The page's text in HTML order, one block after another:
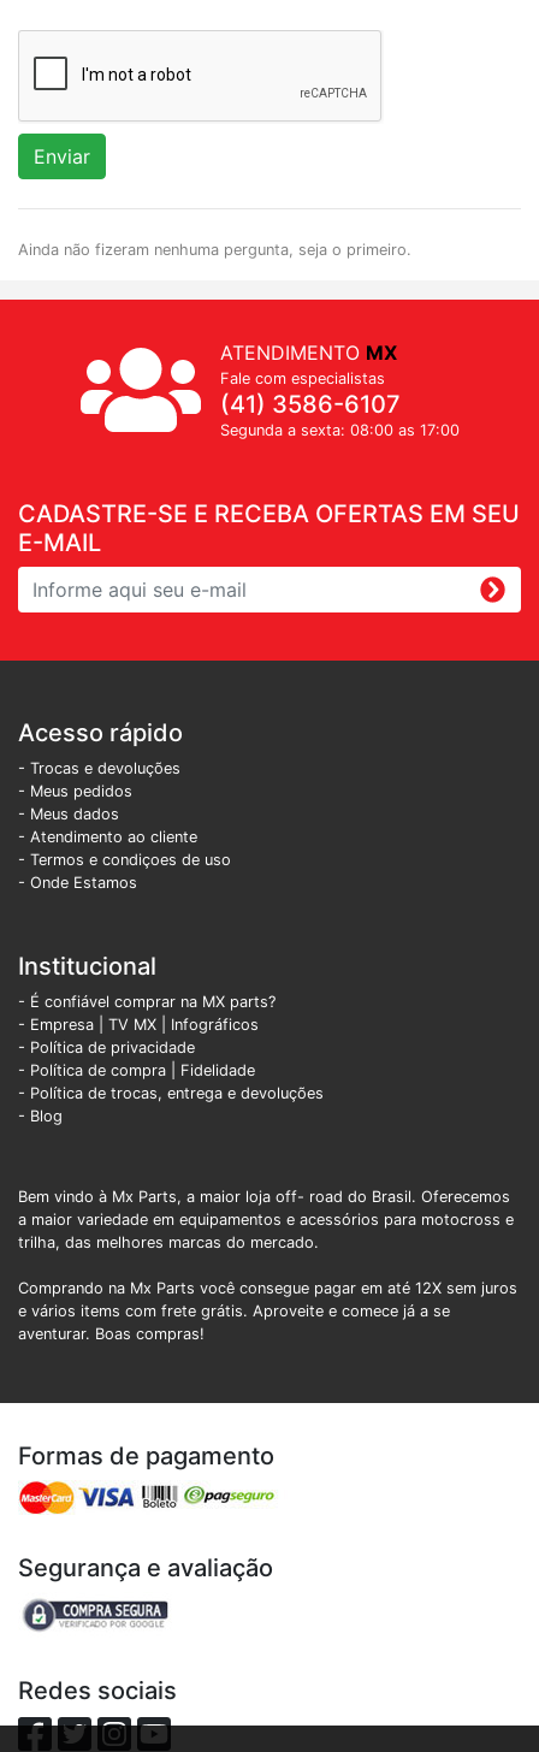
Enviar
Ainda não fizeram nenhuma pergunta, seja o primeiro.
CADASTRE-SE E RECEBA OFERTAS EM SEU
E-MAIL
ATENDIMENTO MX
Fale com especialistas
(41) 3586-6107
Segunda a sexta: 08:00 as 17:00
Acesso rápido
- Trocas e devoluções
- Meus pedidos
- Meus dados
- Atendimento ao cliente
- Termos e condiçoes de uso
- Onde Estamos
Institucional
- É confiável comprar na MX parts?
- Empresa
TV MX
Infográficos
- Política de privacidade
- Política de compra | Fidelidade
- Política de trocas, entrega e devoluções
- Blog
Bem vindo à Mx Parts, a maior loja off- road do Brasil. Oferecemos
a maior variedade em equipamentos e acessórios para motocross e
trilha, das melhores marcas do mercado.
Comprando na Mx Parts você consegue pagar em até 12X sem juros
e vários items com frete grátis. Aproveite e comece já a se
aventurar. Boas compras!
Formas de pagamento
Segurança e avaliação
Redes sociais